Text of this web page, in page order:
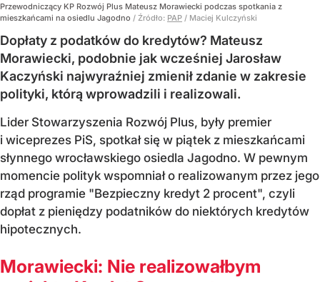
Przewodniczący KP Rozwój Plus Mateusz Morawiecki podczas spotkania z
mieszkańcami na osiedlu Jagodno / Źródło: PAP / Maciej Kulczyński
Dopłaty z podatków do kredytów? Mateusz
Morawiecki, podobnie jak wcześniej Jarosław
Kaczyński najwyraźniej zmienił zdanie w zakresie
polityki, którą wprowadzili i realizowali.
Lider Stowarzyszenia Rozwój Plus, były premier
i wiceprezes PiS, spotkał się w piątek z mieszkańcami
słynnego wrocławskiego osiedla Jagodno. W pewnym
momencie polityk wspomniał o realizowanym przez jego
rząd programie "Bezpieczny kredyt 2 procent", czyli
dopłat z pieniędzy podatników do niektórych kredytów
hipotecznych.
Morawiecki: Nie realizowałbym